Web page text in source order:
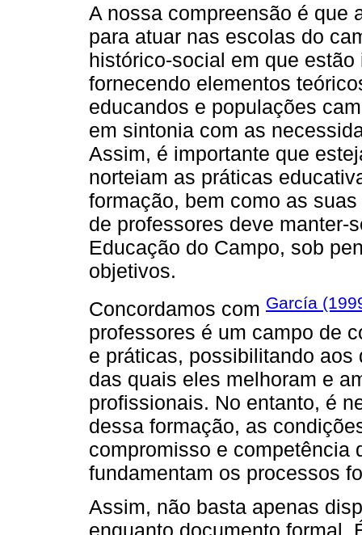
A nossa compreensão é que
para atuar nas escolas do
histórico-social em que
fornecendo elementos
educandos e populações
em sintonia com as
Assim, é importante que
norteiam as práticas
formação, bem como as
de professores deve manter-
Educação do Campo, sob
objetivos.
Concordamos com García
professores é um campo de
e práticas, possibilitando
das quais eles melhoram e
profissionais. No entanto, é
dessa formação, as
compromisso e competência
fundamentam os processos
Assim, não basta apenas